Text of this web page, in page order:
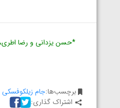
*حسن یزدانی و رضا اطری،
برچسب‌ها:جام زیلکوفسکی
اشتراک گذاری: